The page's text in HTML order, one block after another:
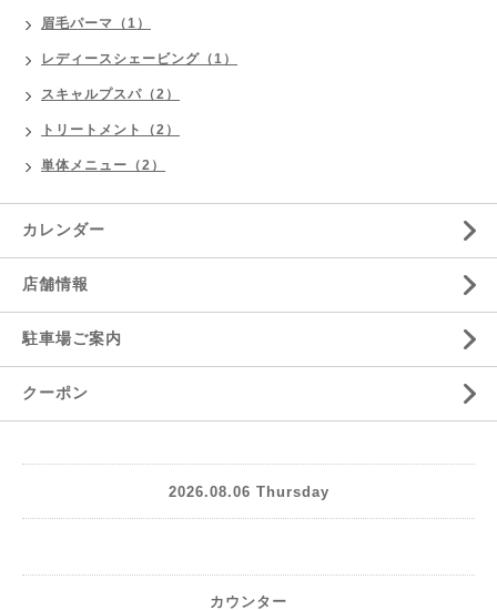
眉毛パーマ（1）
レディースシェービング（1）
スキャルプスパ（2）
トリートメント（2）
単体メニュー（2）
カレンダー
店舗情報
駐車場ご案内
クーポン
2026.08.06 Thursday
カウンター